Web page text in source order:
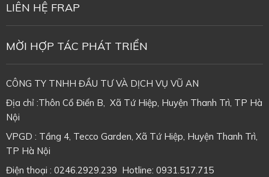
LIÊN HỆ FRAP
MỜI HỢP TÁC PHÁT TRIỂN
CÔNG TY TNHH ĐẦU TƯ VÀ DỊCH VỤ VŨ AN
Địa chỉ :Thôn Cổ Điển B, Xã Tứ Hiệp, Huyện Thanh Trì, TP Hà
Nội
VPGD : Tầng 4, Tecco Garden, Xã Tứ Hiệp, Huyện Thanh Trì,
TP Hà Nội
Điện thoại : 0246.2929.239 Hotline: 0931.517.715